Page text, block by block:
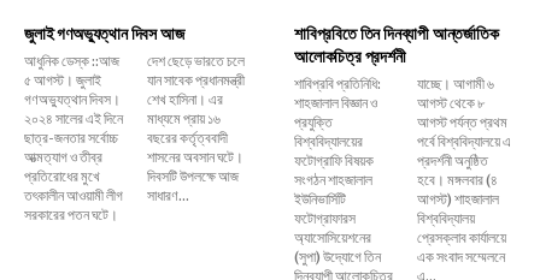
জুলাই গণঅভ্যুত্থান দিবস আজ
আধুনিক ডেস্ক ::আজ
৫ আগস্ট। জুলাই
গণঅভ্যুত্থান দিবস।
২০২৪ সালের এই দিনে
ছাত্র-জনতার সর্বোচ্চ
আত্মত্যাগ ও তীব্র
প্রতিরোধের মুখে
তৎকালীন আওয়ামী লীগ
সরকারের পতন ঘটে।
দেশ ছেড়ে ভারতে চলে
যান সাবেক প্রধানমন্ত্রী
শেখ হাসিনা। এর
মাধ্যমে প্রায় ১৬
বছরের কর্তৃত্ববাদী
শাসনের অবসান ঘটে।
দিবসটি উপলক্ষে আজ
সাধারণ...
শাবিপ্রবিতে তিন দিনব্যাপী আন্তর্জাতিক
আলোকচিত্র প্রদর্শনী
শাবিপ্রবি প্রতিনিধি:
শাহজালাল বিজ্ঞান ও
প্রযুক্তি
বিশ্ববিদ্যালয়ের
ফটোগ্রাফি বিষয়ক
সংগঠন শাহজালাল
ইউনিভার্সিটি
ফটোগ্রাফারস
অ্যাসোসিয়েশনের
(সুপা) উদ্যোগে তিন
দিনব্যাপী আলোকচিত্র
যাচ্ছে। আগামী ৬
আগস্ট থেকে ৮
আগস্ট পর্যন্ত প্রথম
পর্বে বিশ্ববিদ্যালয়ে এ
প্রদর্শনী অনুষ্ঠিত
হবে। মঙ্গলবার (৪
আগস্ট) শাহজালাল
বিশ্ববিদ্যালয়
প্রেসক্লাব কার্যালয়ে
এক সংবাদ সম্মেলনে
এ...